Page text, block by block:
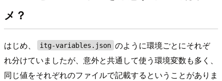
メ？
はじめ、 itg-variables.json のように環境ごとにそれぞ
れ分けていましたが、意外と共通して使う環境変数も多く、
同じ値をそれぞれのファイルで記載するということがありま